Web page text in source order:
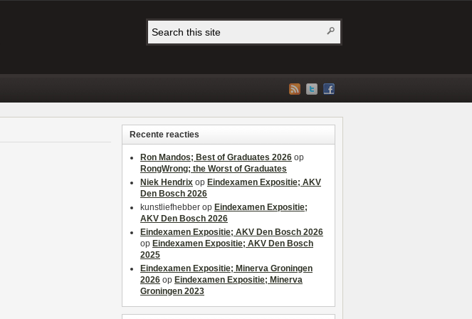
Recente reacties
Ron Mandos; Best of Graduates 2026 op
RongWrong; the Worst of Graduates
Niek Hendrix op Eindexamen Expositie; AKV
Den Bosch 2026
kunstliefhebber op Eindexamen Expositie;
AKV Den Bosch 2026
Eindexamen Expositie; AKV Den Bosch 2026
op Eindexamen Expositie; AKV Den Bosch
2025
Eindexamen Expositie; Minerva Groningen
2026 op Eindexamen Expositie; Minerva
Groningen 2023